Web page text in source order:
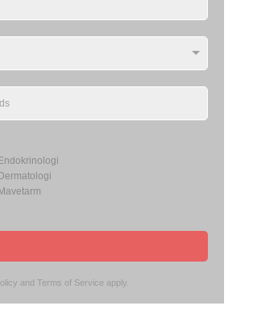
and Terms of Service apply.